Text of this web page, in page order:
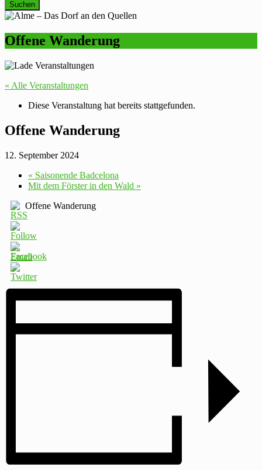
Offene Wanderung
« Alle Veranstaltungen
Diese Veranstaltung hat bereits stattgefunden.
Offene Wanderung
12. September 2024
« Saisonende Badcelona
Mit dem Förster in den Wald »
Offene Wanderung